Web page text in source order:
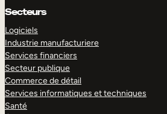
Secteurs
Logiciels
Industrie manufacturiere
Services financiers
Secteur publique
Commerce de détail
Services informatiques et techniques
Santé